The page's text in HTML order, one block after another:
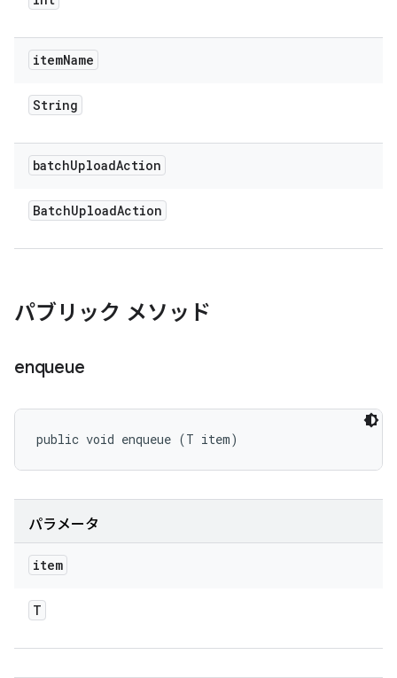
itemName
String
batchUploadAction
BatchUploadAction
パブリック メソッド
enqueue
public void enqueue (T item)
パラメータ
item
T